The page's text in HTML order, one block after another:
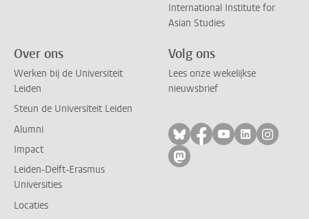
International Institute for
Asian Studies
Over ons
Werken bij de Universiteit
Leiden
Steun de Universiteit Leiden
Alumni
Impact
Leiden-Delft-Erasmus
Universities
Locaties
Volg ons
Lees onze wekelijkse
nieuwsbrief
Volg ons op bluesky
Volg ons op
Volg ons op
Volg ons
Volg
Volg ons op mastodon